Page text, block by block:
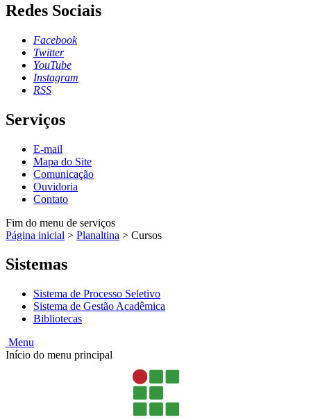
Redes Sociais
Facebook
Twitter
YouTube
Instagram
RSS
Serviços
E-mail
Mapa do Site
Comunicação
Ouvidoria
Contato
Fim do menu de serviços
Página inicial > Planaltina > Cursos
Sistemas
Sistema de Processo Seletivo
Sistema de Gestão Acadêmica
Bibliotecas
Menu
Início do menu principal